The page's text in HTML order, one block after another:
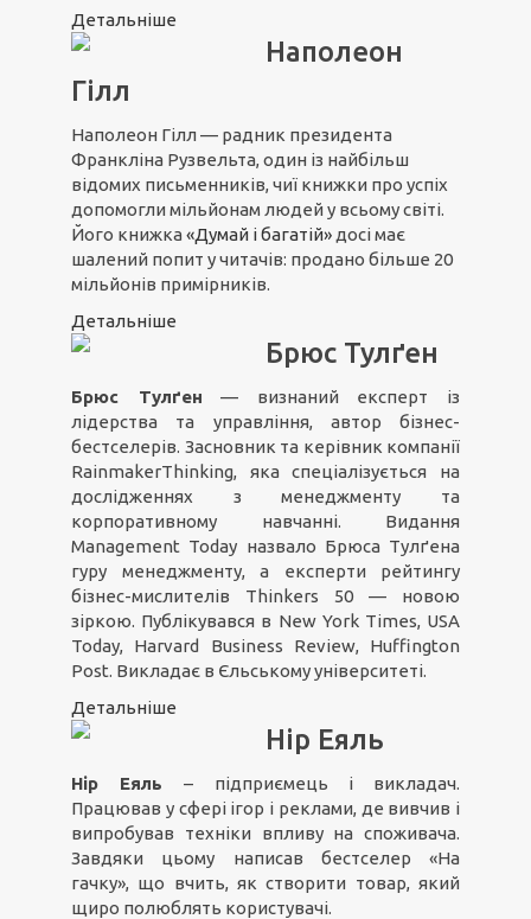
Детальніше
Наполеон
Гілл
Наполеон Гілл — радник президента
Франкліна Рузвельта, один із найбільш
відомих письменників, чиї книжки про успіх
допомогли мільйонам людей у всьому світі.
Його книжка «Думай і багатій» досі має
шалений попит у читачів: продано більше 20
мільйонів примірників.
Детальніше
Брюс Тулґен
Брюс Тулґен — визнаний експерт із
лідерства та управління, автор бізнес-
бестселерів. Засновник та керівник компанії
RainmakerThinking, яка спеціалізується на
дослідженнях з менеджменту та
корпоративному навчанні. Видання
Management Today назвало Брюса Тулґена
гуру менеджменту, а експерти рейтингу
бізнес-мислителів Thinkers 50 — новою
зіркою. Публікувався в New York Times, USA
Today, Harvard Business Review, Huffington
Post. Викладає в Єльському університеті.
Детальніше
Нір Еяль
Нір Еяль– підприємець і викладач.
Працював у сфері ігор і реклами, де вивчив і
випробував техніки впливу на споживача.
Завдяки цьому написав бестселер «На
гачку», що вчить, як створити товар, який
щиро полюблять користувачі.